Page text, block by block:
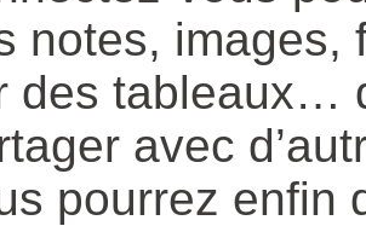
notes, images,
des tableaux…
avec
pourrez enfin